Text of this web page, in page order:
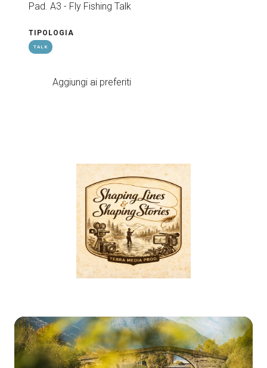
Pad. A3 - Fly Fishing Talk
TIPOLOGIA
TALK
Aggiungi ai preferiti